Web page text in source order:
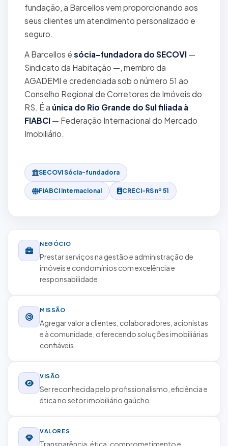
fundação, a Barcellos vem proporcionando aos
seus clientes um atendimento personalizado e
seguro.
A Barcellos é sócia-fundadora do SECOVI —
Sindicato da Habitação —, membro da
AGADEMI e credenciada sob o número 51 ao
Conselho Regional de Corretores de Imóveis do
RS. É a única do Rio Grande do Sul filiada à
FIABCI — Federação Internacional do Mercado
Imobiliário.
SECOVI Sócia-fundadora
FIABCI Internacional CRECI-RS nº 51
NEGÓCIO
Prestar serviços na gestão e administração de
imóveis e condomínios com excelência e
responsabilidade.
MISSÃO
Agregar valor a clientes, colaboradores, acionistas
e à comunidade, oferecendo soluções imobiliárias
confiáveis.
VISÃO
Ser reconhecida pelo profissionalismo, eficiência e
ética no setor imobiliário gaúcho.
VALORES
Transparência, ética, comprometimento e